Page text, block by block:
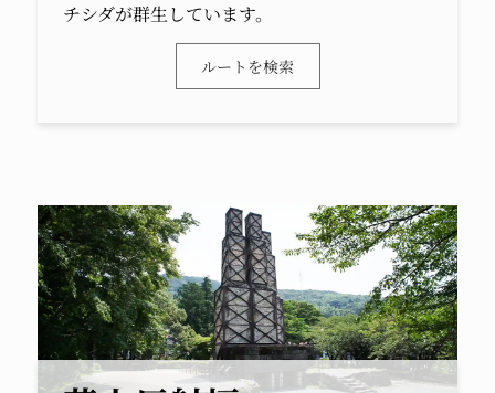
チシダが群生しています。
ルートを検索